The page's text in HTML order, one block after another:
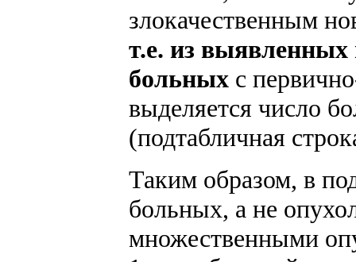
злокачественным
т.е. из выявленных
больных с
выделяется число
(подтабличная
Таким образом, в
больных, а не
множественными